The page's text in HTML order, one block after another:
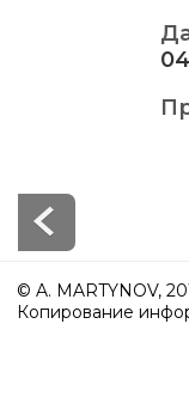
© A. MARTYNOV,
Копирование